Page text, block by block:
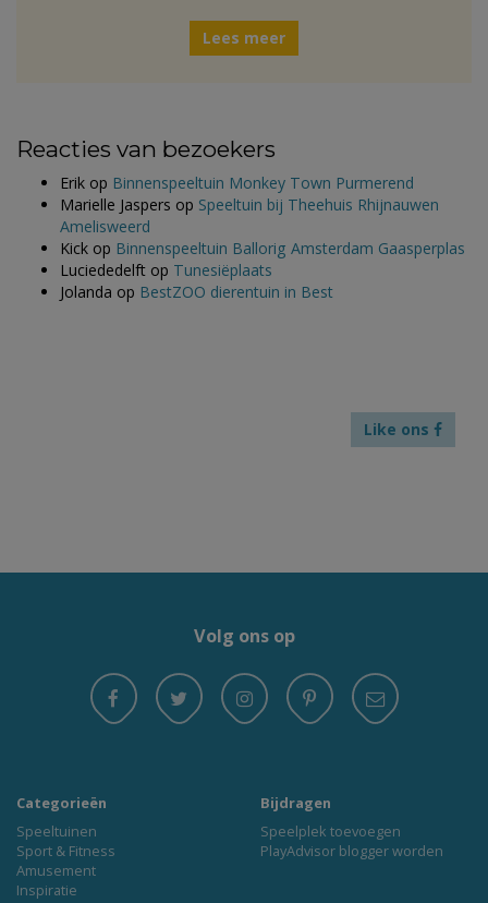
Lees meer
Reacties van bezoekers
Erik op Binnenspeeltuin Monkey Town Purmerend
Marielle Jaspers op Speeltuin bij Theehuis Rhijnauwen
Amelisweerd
Kick op Binnenspeeltuin Ballorig Amsterdam Gaasperplas
Luciededelft op Tunesiëplaats
Jolanda op BestZOO dierentuin in Best
Like ons
Volg ons op
Categorieën
Speeltuinen
Sport & Fitness
Amusement
Inspiratie
Bijdragen
Speelplek toevoegen
PlayAdvisor blogger worden